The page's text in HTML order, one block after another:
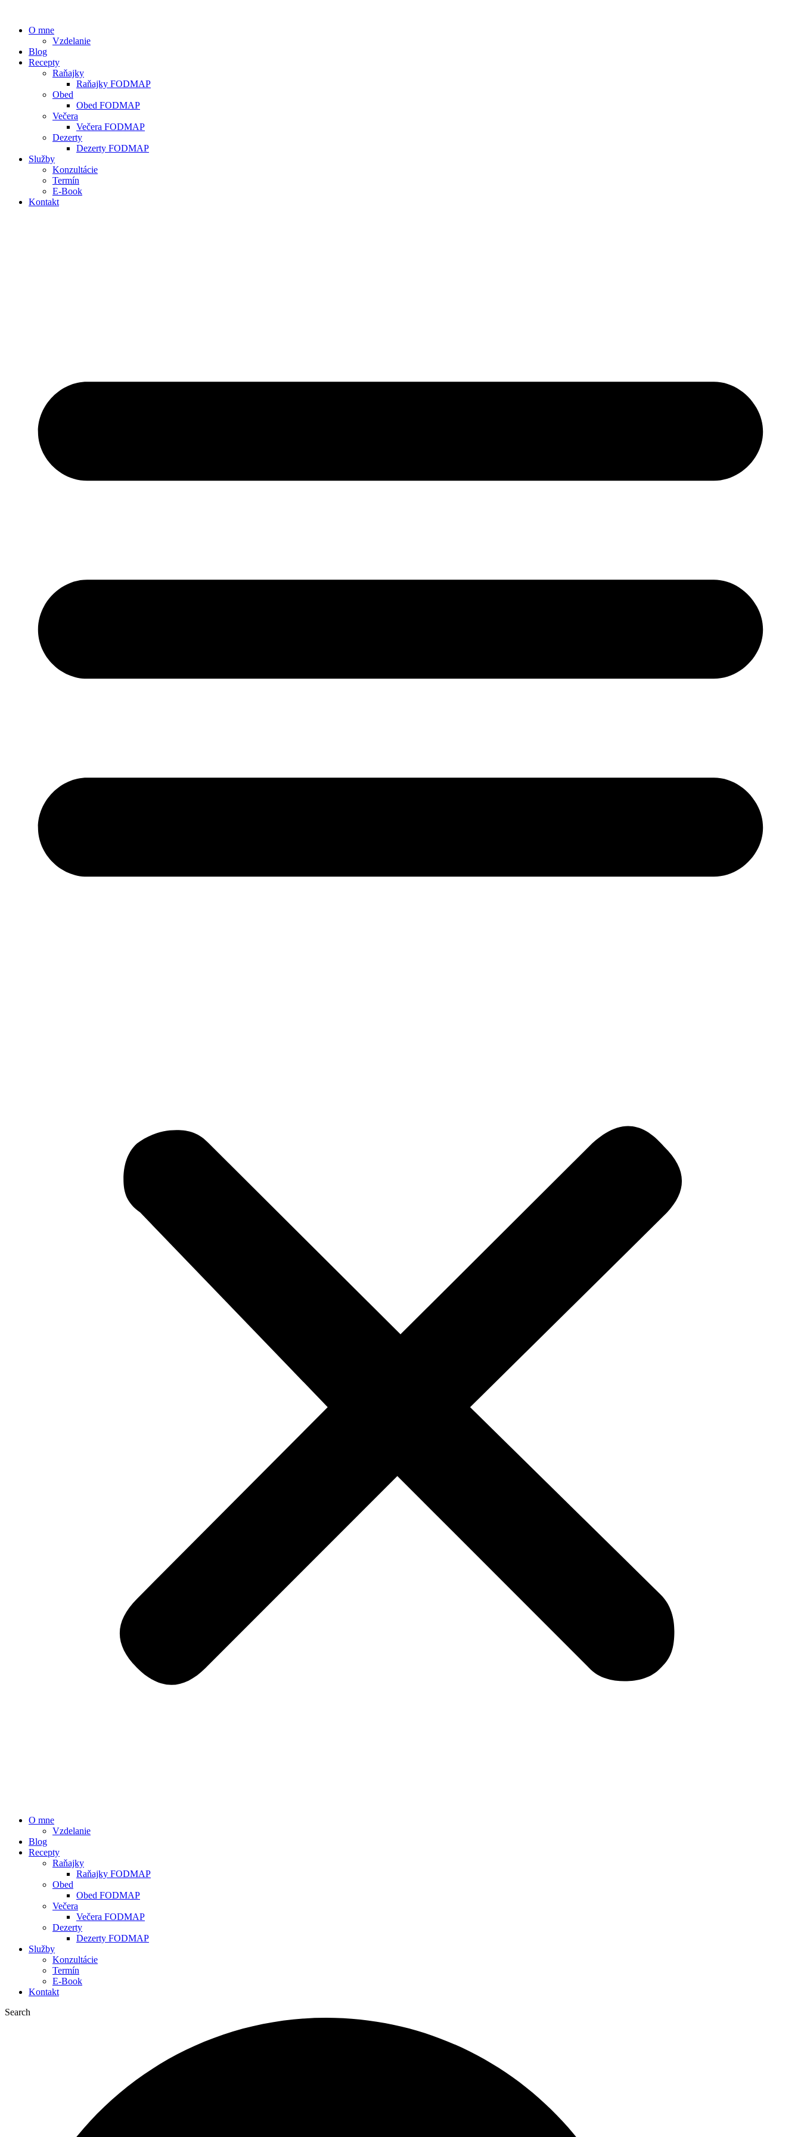
O mne
Vzdelanie
Blog
Recepty
Raňajky
Raňajky FODMAP
Obed
Obed FODMAP
Večera
Večera FODMAP
Dezerty
Dezerty FODMAP
Služby
Konzultácie
Termín
E-Book
Kontakt
O mne
Vzdelanie
Blog
Recepty
Raňajky
Raňajky FODMAP
Obed
Obed FODMAP
Večera
Večera FODMAP
Dezerty
Dezerty FODMAP
Služby
Konzultácie
Termín
E-Book
Kontakt
Search